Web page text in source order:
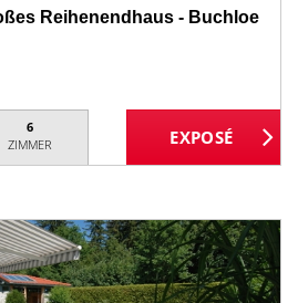
Reihenendhaus - Buchloe
6
ZIMMER